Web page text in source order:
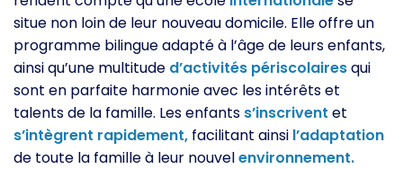
situe non loin de leur nouveau domicile. Elle offre un
programme bilingue adapté à l’âge de leurs enfants,
ainsi qu’une multitude d’activités périscolairesqui
sont en parfaite harmonie avec les intérêts et
talents de la famille. Les enfants s’inscrivent et
s’intègrent rapidement, facilitant ainsi l’adaptation
de toute la famille à leur nouvelenvironnement.